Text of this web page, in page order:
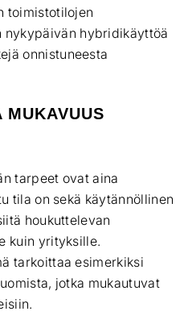
toimistotilojen
nykypäivän hybridikäyttöä
onnistuneesta
MUKAVUUS
tarpeet ovat aina
tila on sekä käytännöllinen
houkuttelevan
kuin yrityksille.
tarkoittaa esimerkiksi
jotka mukautuvat